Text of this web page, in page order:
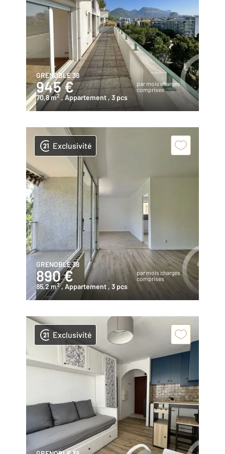
GRENOBLE 38
945 €
par mois charges
comprises
70,8 m2 , Appartement, 3 pcs
Exclusivité
GRENOBLE 38
890 €
par mois charges
comprises
85,2 m2 , Appartement , 3 pcs
Exclusivité